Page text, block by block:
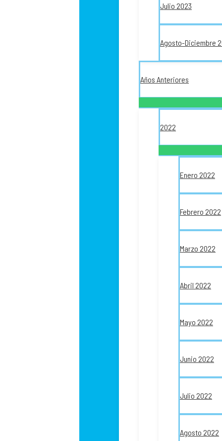
Julio 2023
Agosto-Diciembre
Años Anteriores
2022
Enero 2022
Febrero 2022
Marzo 2022
Abril 2022
Mayo 2022
Junio 2022
Julio 2022
Agosto 2022